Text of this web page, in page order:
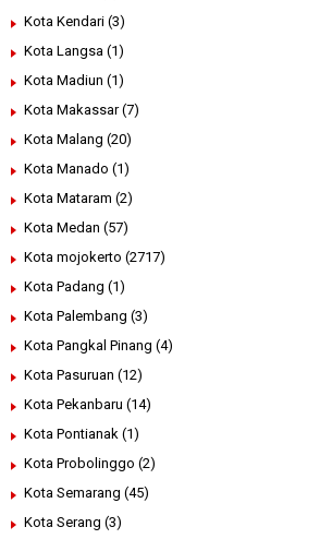
Kota Kendari (3)
Kota Langsa (1)
Kota Madiun (1)
Kota Makassar (7)
Kota Malang (20)
Kota Manado (1)
Kota Mataram (2)
Kota Medan (57)
Kota mojokerto (2717)
Kota Padang (1)
Kota Palembang (3)
Kota Pangkal Pinang (4)
Kota Pasuruan (12)
Kota Pekanbaru (14)
Kota Pontianak (1)
Kota Probolinggo (2)
Kota Semarang (45)
Kota Serang (3)